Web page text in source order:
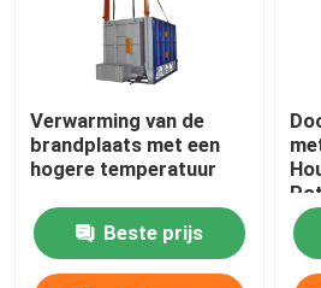
Verwarming van de
brandplaats met een
hogere temperatuur
Beste prijs
ton